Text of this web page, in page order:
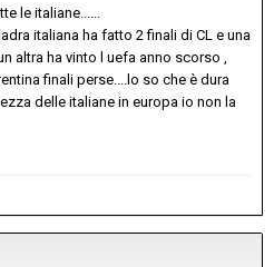
le italiane......
italiana ha fatto 2 finali di CL e una
altra ha vinto l uefa anno scorso ,
finali perse....lo so che è dura
delle italiane in europa io non la